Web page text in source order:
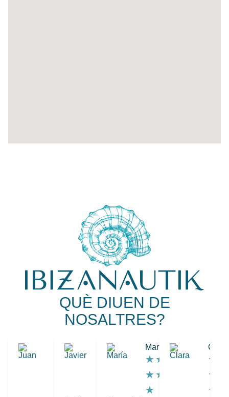
QUÈ DIUEN DE
NOSALTRES?
Juan
★
Javier
★★
María
★★
★★
★
Clara
★
★
★